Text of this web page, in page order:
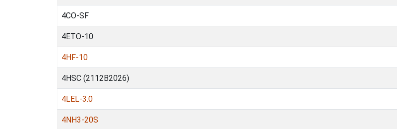
4CO-SF
4ETO-10
4HF-10
4HSC (2112B2026)
4LEL-3.0
4NH3-20S